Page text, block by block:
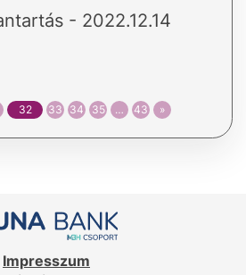
- 2022.12.14
32 33 34 35 … 43 »
Impresszum